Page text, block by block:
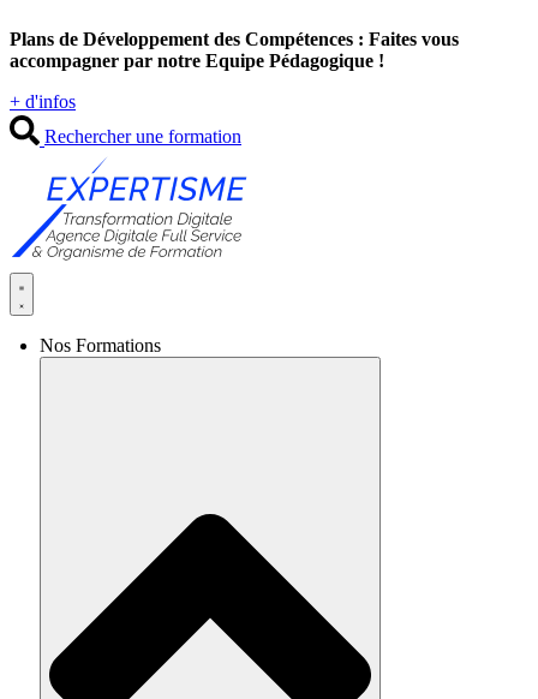
au
contenu
Plans de Développement des Compétences : Faites vous
accompagner par notre Equipe Pédagogique !
+ d'infos
Rechercher une formation
Nos Formations